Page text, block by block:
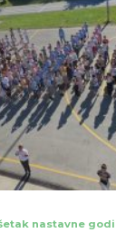
nastavne